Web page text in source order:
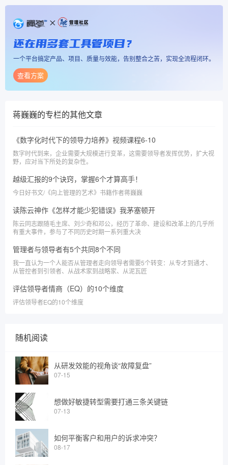
还在用多套工具管项目？
一个平台搞定产品、项目、质量与效能，告别整合之苦，实现全流程闭环。
查看方案
蒋巍巍的专栏的其他文章
《数字化时代下的领导力培养》视频课程6-10
数字时代到来，企业需要大规模进行变革，这需要领导者发挥优势，扩大视
野，应对当下所处的复杂性。
越级汇报的9个诀窍，掌握6个才算高手！
今日好书文/《向上管理的艺术》书籍作者蒋巍巍
读陈云神作《怎样才能少犯错误》我茅塞顿开
陈云同志跟随毛主席、刘少奇和邓公，经历了革命、建设和改革上的几乎所
有重大事件，参与了不同历史时期一系列重大决
管理者与领导者有5个共同8个不同
我一直认为一个人能否从管理者走向领导者需要5个转变：从专才到通才、
从管控者到引领者、从战术家到战略家、从泥瓦匠
评估领导者情商（EQ）的10个维度
评估领导者EQ的10个维度
随机阅读
从研发效能的视角谈“故障复盘”
07-15
想做好敏捷转型需要打通三条关键链
07-13
如何平衡客户和用户的诉求冲突？
08-17